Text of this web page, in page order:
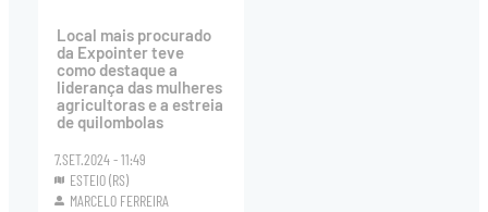
Local mais procurado
da Expointer teve
como destaque a
liderança das mulheres
agricultoras e a estreia
de quilombolas
7.SET.2024 - 11:49
ESTEIO (RS)
MARCELO FERREIRA